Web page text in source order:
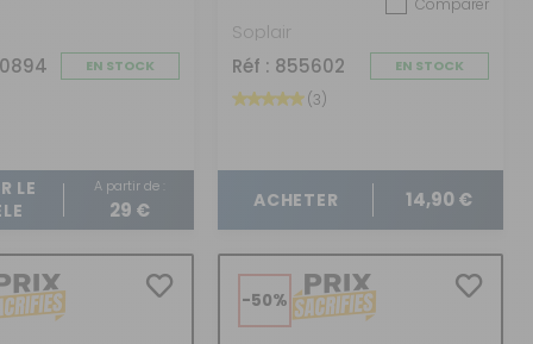
EN STOCK
LE
A partir de :
29 €
Soplair
Réf : 855602
EN STOCK
(3)
ACHETER 14,90 €
-50%